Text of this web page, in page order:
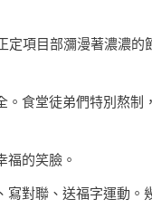
項目部瀰漫著濃濃
食堂徒弟們特別熬制
福的笑臉。
寫對聯、送福字運動